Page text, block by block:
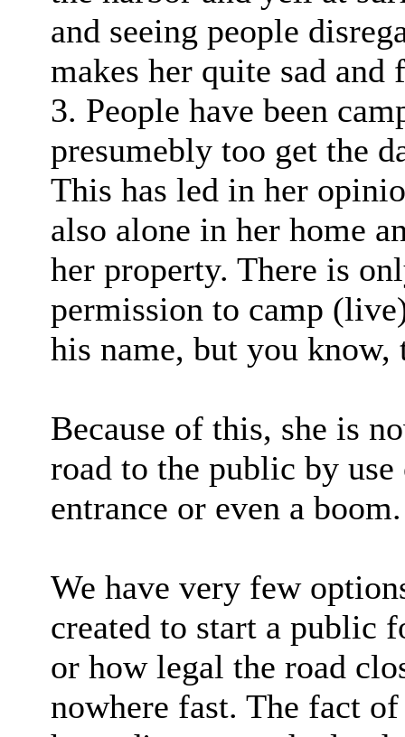
and seeing people
makes her quite sad and
3. People have been
presumebly too get the
This has led in her
also alone in her home
her property. There is
permission to camp
his name, but you know,
Because of this, she is
road to the public by
entrance or even a boom.
We have very few
created to start a public
or how legal the road
nowhere fast. The fact